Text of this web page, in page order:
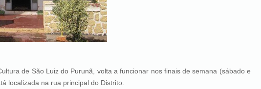
São Luiz do Purunã, volta a funcionar nos finais de semana (sábado e
localizada na rua principal do Distrito.